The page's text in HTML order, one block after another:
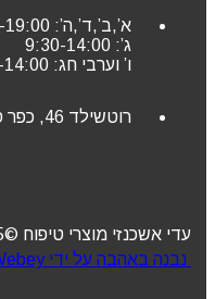
א’,ב’,ד’,ה’: 9:30-19:00
ג’: 9:30-14:00
ו’ וערבי חג: 9:00-14:00
רוטשילד 46, כפר סבא
עדי אשכנזי מוצרי טיפוח ©2025 כל הזכויות שמורות
נבנה באהבה על ידי Omri Salhov & Webey